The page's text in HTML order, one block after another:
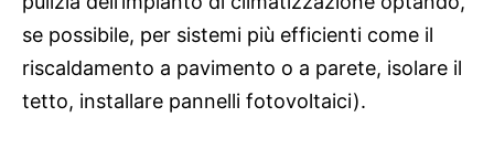
se possibile, per sistemi più efficienti come il
riscaldamento a pavimento o a parete, isolare il
tetto, installare pannelli fotovoltaici).